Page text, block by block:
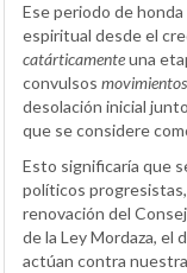
Ese periodo de
espiritual desde el
catárticamenteuna
convulsos
desolación inicial
que se considere
Esto significaría que
políticos
renovación del
de la Ley Mordaza, el
actúan contra